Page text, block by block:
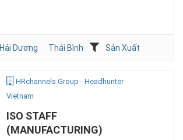
Hải Dương Thái Bình Sản Xuất
HRchannels Group - Headhunter
Vietnam
ISO STAFF
(MANUFACTURING)